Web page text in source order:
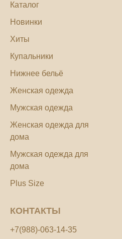
Каталог
Новинки
Хиты
Купальники
Нижнее бельё
Женская одежда
Мужская одежда
Женская одежда для
дома
Мужская одежда для
дома
Plus Size
КОНТАКТЫ
+7(988)-063-14-35